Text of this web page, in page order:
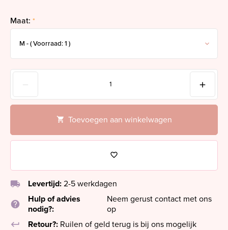
Maat: *
Toevoegen aan winkelwagen
local_shipping Levertijd: 2-5 werkdagen
help
Hulp of advies
nodig?:
Neem gerust contact met ons
op
keyboard_return
Retour?: Ruilen of geld terug is bij ons mogelijk